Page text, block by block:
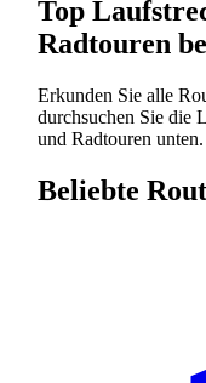
Top
Radtouren
Erkunden Sie alle
durchsuchen Sie die
und Radtouren unten.
Beliebte